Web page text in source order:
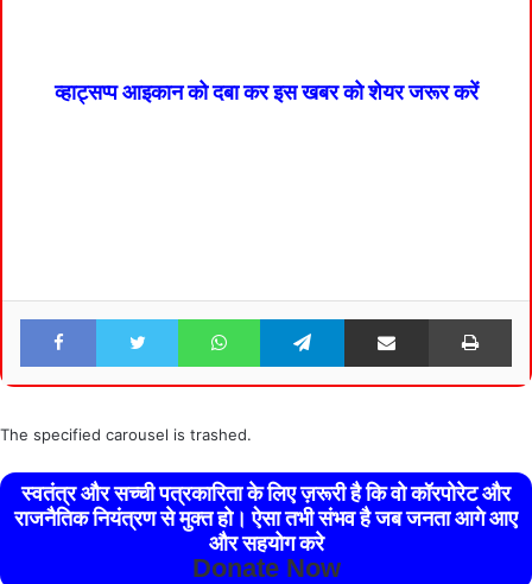
व्हाट्सप्प आइकान को दबा कर इस खबर को शेयर जरूर करें
Facebook Twitter WhatsApp Telegram Share via Email
The specified carousel is trashed.
स्वतंत्र और सच्ची पत्रकारिता के लिए ज़रूरी है कि वो कॉरपोरेट और
राजनैतिक नियंत्रण से मुक्त हो। ऐसा तभी संभव है जब जनता आगे आए
और सहयोग करे
Donate Now